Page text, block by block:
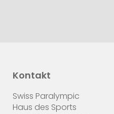
Kontakt
Swiss Paralympic
Haus des Sports